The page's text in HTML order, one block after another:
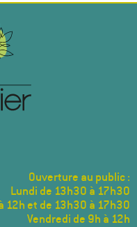
Ouverture au public :
Lundi de 13h30 à 17h30
12h et de 13h30 à 17h30
Vendredi de 9h à 12h